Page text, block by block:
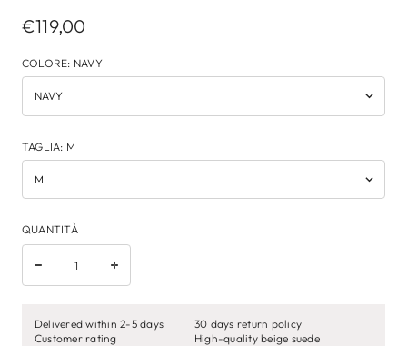
€119,00
COLORE: NAVY
TAGLIA: M
QUANTITÀ
Delivered within 2-5 days
30 days return policy
Customer rating
High-quality beige suede